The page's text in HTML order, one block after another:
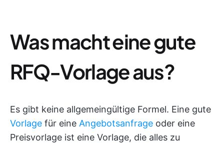
Was macht eine gute
RFQ-Vorlage aus?
Es gibt keine allgemeingültige Formel. Eine gute
Vorlage für eine Angebotsanfrage oder eine
Preisvorlage ist eine Vorlage, die alles zu